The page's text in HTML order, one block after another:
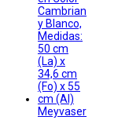
Meyvaser